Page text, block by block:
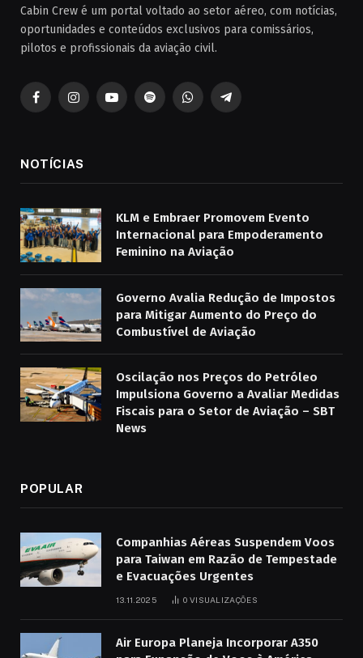
Cabin Crew é um portal voltado ao setor aéreo, com notícias,
oportunidades e conteúdos exclusivos para comissários,
pilotos e profissionais da aviação civil.
FacebookInstagramYouTubeSpotifyWhatsAppTelegrama
NOTÍCIAS
KLM e Embraer Promovem Evento
Internacional para Empoderamento
Feminino na Aviação
Governo Avalia Redução de Impostos
para Mitigar Aumento do Preço do
Combustível de Aviação
Oscilação nos Preços do Petróleo
Impulsiona Governo a Avaliar Medidas
Fiscais para o Setor de Aviação – SBT
News
POPULAR
Companhias Aéreas Suspendem Voos
para Taiwan em Razão de Tempestade
e Evacuações Urgentes
13.11.2025 0 VISUALIZAÇÕES
Air Europa Planeja Incorporar A350